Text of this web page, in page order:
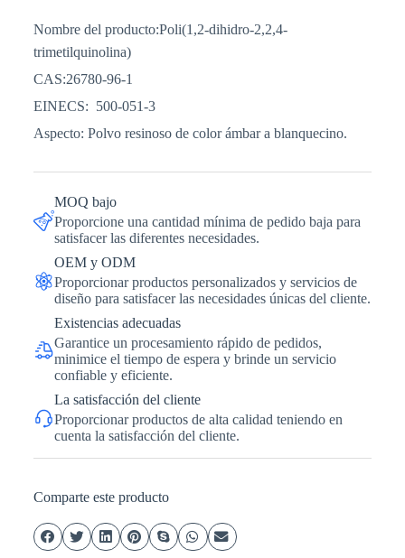
Nombre del producto:Poli(1,2-dihidro-2,2,4-
trimetilquinolina)
CAS:26780-96-1
EINECS: 500-051-3
Aspecto: Polvo resinoso de color ámbar a blanquecino.
MOQ bajo
Proporcione una cantidad mínima de pedido baja para
satisfacer las diferentes necesidades.
OEM y ODM
Proporcionar productos personalizados y servicios de
diseño para satisfacer las necesidades únicas del cliente.
Existencias adecuadas
Garantice un procesamiento rápido de pedidos,
minimice el tiempo de espera y brinde un servicio
confiable y eficiente.
La satisfacción del cliente
Proporcionar productos de alta calidad teniendo en
cuenta la satisfacción del cliente.
Comparte este producto